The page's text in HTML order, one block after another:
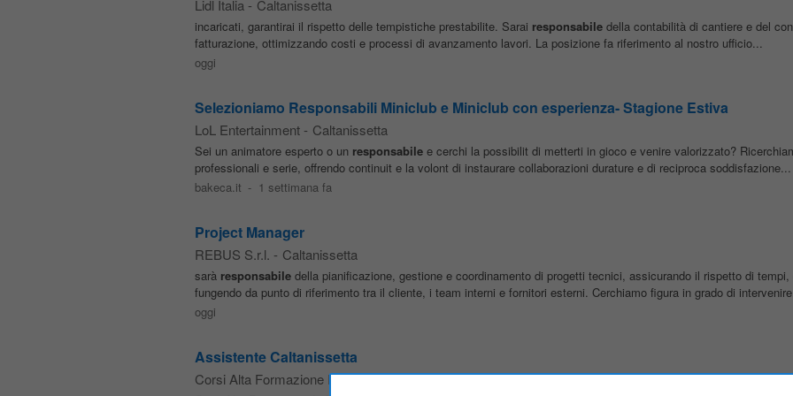
Lidl Italia - Caltanissetta
incaricati, garantirai il rispetto delle tempistiche prestabilite. Sarai responsabiledella contabilità di cantiere e del
fatturazione, ottimizzando costi e processi di avanzamento lavori. La posizione fa riferimento al nostro ufficio...
oggi
Selezioniamo Responsabili Miniclub e Miniclub con esperienza- Stagione Estiva
LoL Entertainment - Caltanissetta
Sei un animatore esperto o un responsabilee cerchi la possibilit di metterti in gioco e venire valorizzato?
professionali e serie, offrendo continuit e la volont di instaurare collaborazioni durature e di reciproca soddisfazione...
bakeca.it - 1 settimana fa
Project Manager
REBUS S.r.l. - Caltanissetta
sarà responsabiledella pianificazione, gestione e coordinamento di progetti tecnici, assicurando il rispetto di
fungendo da punto di riferimento tra il cliente, i team interni e fornitori esterni. Cerchiamo figura in grado di
oggi
Assistente Caltanissetta
Corsi Alta Formazione Italia - Caltanissetta